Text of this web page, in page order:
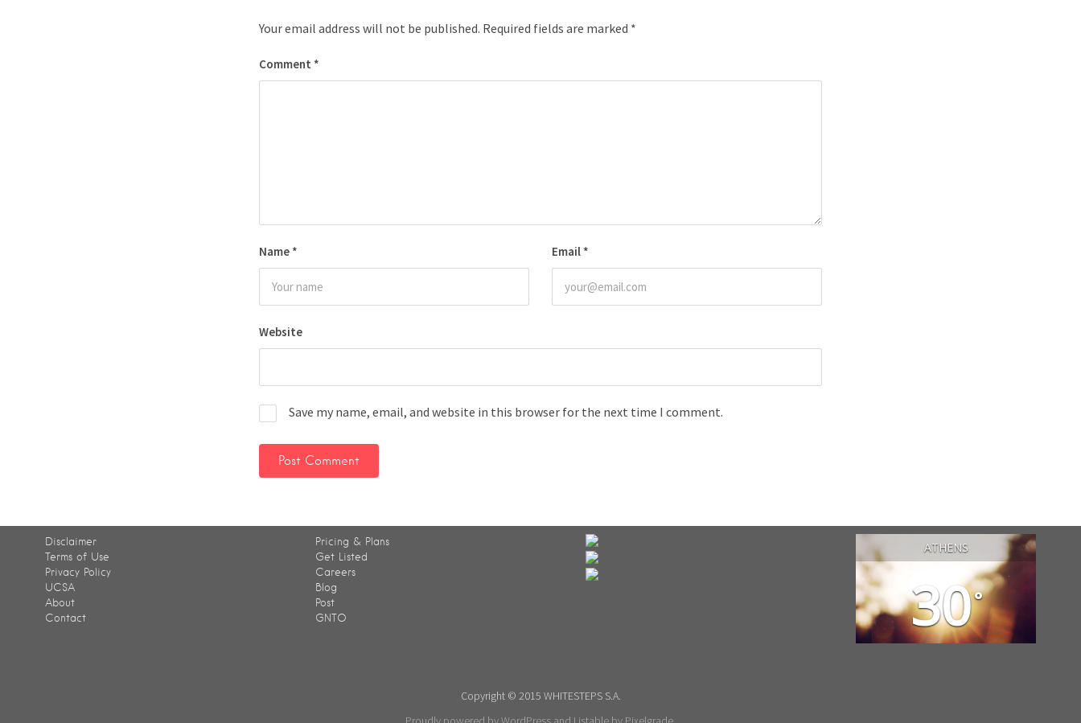
Your email address will not be published. Required fields are marked *
Comment *
Name * Email *
Website
Save my name, email, and website in this browser for the next time I comment.
Disclaimer
Terms of Use
Privacy Policy
UCSA
About
Contact
Pricing & Plans
Get Listed
Careers
Blog
Post
GNTO
ATHENS
30°
Copyright © 2015 WHITESTEPS S.A.